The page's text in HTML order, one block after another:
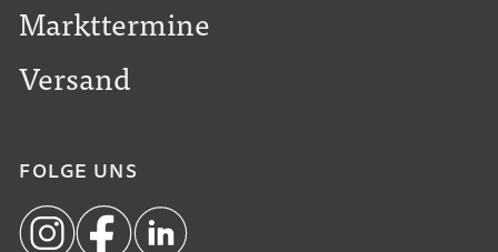
Markttermine
Versand
FOLGE UNS